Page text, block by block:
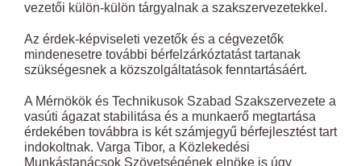
vezetői külön-külön tárgyalnak a szakszervezetekkel.
Az érdek-képviseleti vezetők és a cégvezetők
mindenesetre további bérfelzárkóztatást tartanak
szükségesnek a közszolgáltatások fenntartásáért.
A Mérnökök és Technikusok Szabad Szakszervezete a
vasúti ágazat stabilitása és a munkaerő megtartása
érdekében továbbra is két számjegyű bérfejlesztést tart
indokoltnak. Varga Tibor, a Közlekedési
Munkástanácsok Szövetségének elnöke is úgy